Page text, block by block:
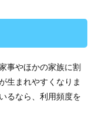
事やほかの家族に割
生まれやすくなりま
るなら、利用頻度を